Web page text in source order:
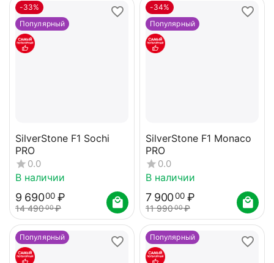
-33%
Популярный
SilverStone F1 Sochi
PRO
0.0
В наличии
9 69000 ₽
14 49000₽
-34%
Популярный
SilverStone F1 Monaco
PRO
0.0
В наличии
7 90000 ₽
11 99000₽
Популярный Популярный